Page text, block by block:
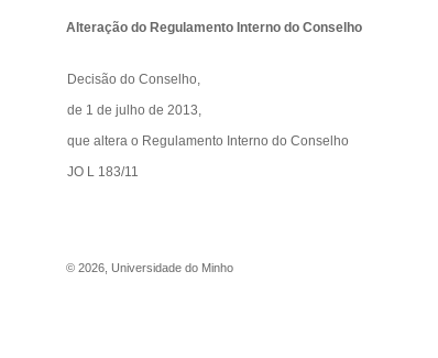
Alteração do Regulamento Interno do Conselho
Decisão do Conselho,
de 1 de julho de 2013,
que altera o Regulamento Interno do Conselho
JO L 183/11
© 2026 Universidade do Minho